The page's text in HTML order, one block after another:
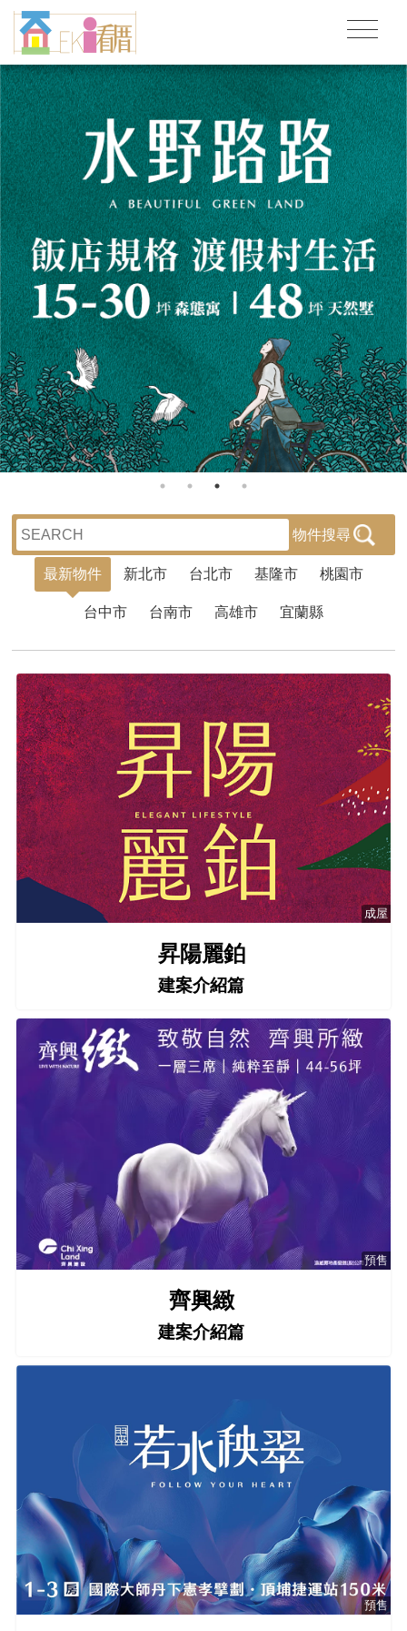
物件搜尋
最新物件 新北市 台北市 基隆市 桃園市
台中市 台南市 高雄市 宜蘭縣
成屋
昇陽麗鉑
建案介紹篇
預售
齊興緻
建案介紹篇
預售